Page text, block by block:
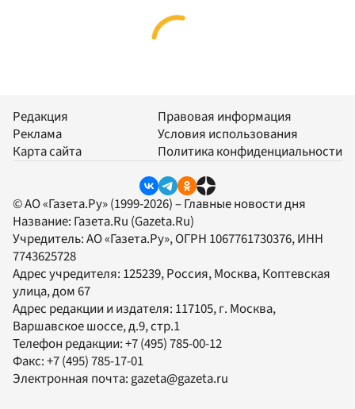
Редакция
Реклама
Карта сайта
Правовая информация
Условия использования
Политика конфиденциальности
© АО «Газета.Ру» (1999-2026) – Главные новости дня
Название: Газета.Ru (Gazeta.Ru)
Учредитель:АО «Газета.Ру», ОГРН 1067761730376, ИНН
7743625728
Адрес учредителя: 125239, Россия, Москва, Коптевская
улица, дом 67
Адрес редакции и издателя: 117105, г. Москва,
Варшавское шоссе, д.9, стр.1
Телефон редакции:+7 (495) 785-00-12
Факс:+7 (495) 785-17-01
Электронная почта:gazeta@gazeta.ru